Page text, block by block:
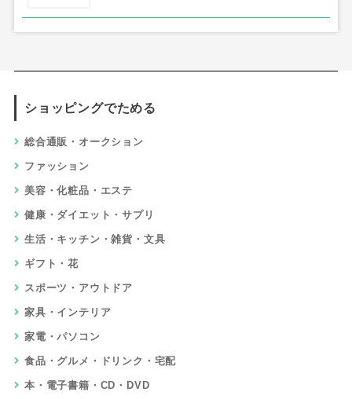
ショッピングでためる
総合通販・オークション
ファッション
美容・化粧品・エステ
健康・ダイエット・サプリ
生活・キッチン・雑貨・文具
ギフト・花
スポーツ・アウトドア
家具・インテリア
家電・パソコン
食品・グルメ・ドリンク・宅配
本・電子書籍・CD・DVD